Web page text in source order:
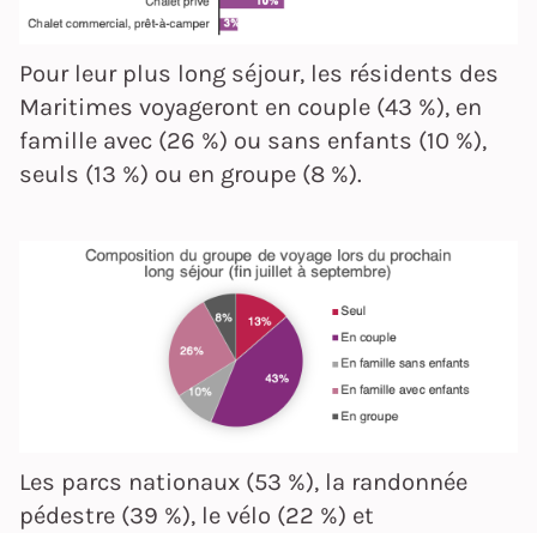
Pour leur plus long séjour, les résidents des
Maritimes voyageront en couple (43 %), en
famille avec (26 %) ou sans enfants (10 %),
seuls (13 %) ou en groupe (8 %).
Les parcs nationaux (53 %), la randonnée
pédestre (39 %), le vélo (22 %) et